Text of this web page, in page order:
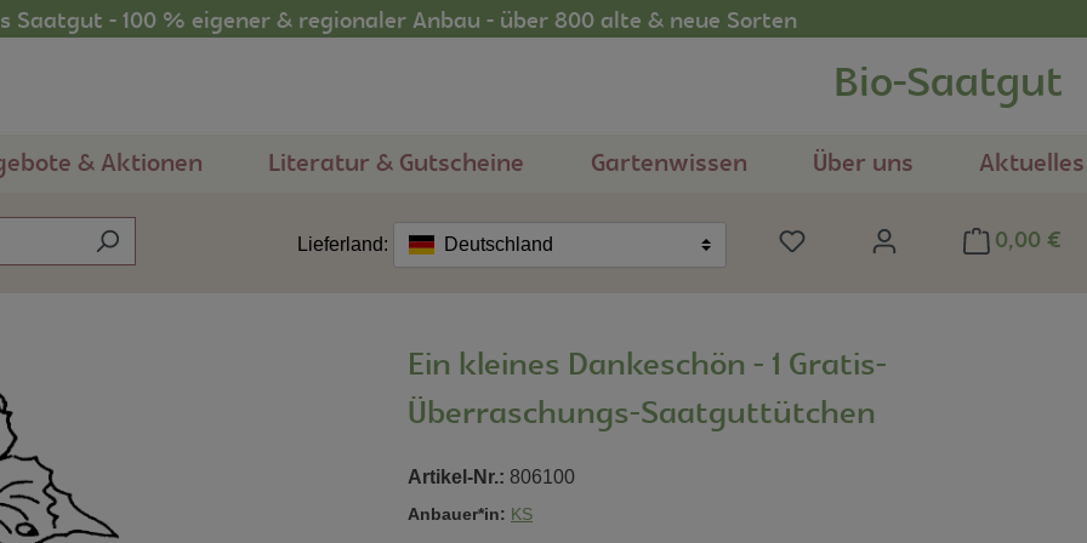
Saatgut - 100 % eigener & regionaler Anbau - über 800 alte & neue Sorten
Bio-Saatgut
& Aktionen Literatur & Gutscheine Gartenwissen Über uns Aktuelles
Du hast 0 Produkte auf dem
0,00 €
Lieferland: Deutschland
Ein kleines Dankeschön - 1 Gratis-
Überraschungs-Saatguttütchen
Artikel-Nr.: 806100
Anbauer*in: KS